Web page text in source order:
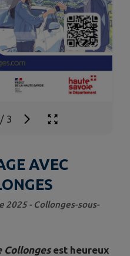
/ 3
AVEC
2025 - Collonges-sous-
Collongesest heureux